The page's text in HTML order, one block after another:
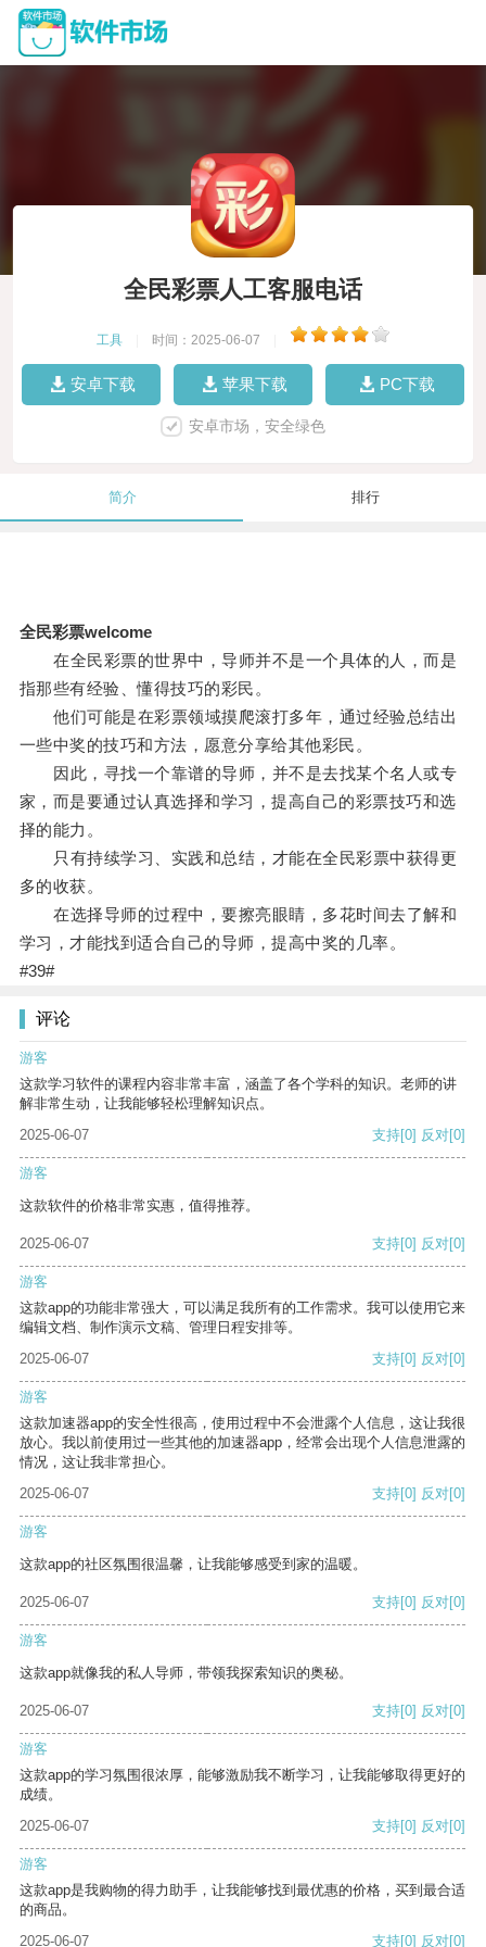
全民彩票人工客服电话
工具 时间：2025-06-07
安卓下载 苹果下载 PC下载
安卓市场，安全绿色
简介 排行
全民彩票welcome
在全民彩票的世界中，导师并不是一个具体的人，而是
指那些有经验、懂得技巧的彩民。
他们可能是在彩票领域摸爬滚打多年，通过经验总结出
一些中奖的技巧和方法，愿意分享给其他彩民。
因此，寻找一个靠谱的导师，并不是去找某个名人或专
家，而是要通过认真选择和学习，提高自己的彩票技巧和选
择的能力。
只有持续学习、实践和总结，才能在全民彩票中获得更
多的收获。
在选择导师的过程中，要擦亮眼睛，多花时间去了解和
学习，才能找到适合自己的导师，提高中奖的几率。
#39#
评论
游客
这款学习软件的课程内容非常丰富，涵盖了各个学科的知识。老师的讲
解非常生动，让我能够轻松理解知识点。
2025-06-07
支持[0] 反对[0]
游客
这款软件的价格非常实惠，值得推荐。
2025-06-07 支持[0] 反对[0]
游客
这款app的功能非常强大，可以满足我所有的工作需求。我可以使用它来
编辑文档、制作演示文稿、管理日程安排等。
2025-06-07
支持[0] 反对[0]
游客
这款加速器app的安全性很高，使用过程中不会泄露个人信息，这让我很
放心。我以前使用过一些其他的加速器app，经常会出现个人信息泄露的
情况，这让我非常担心。
2025-06-07
支持[0] 反对[0]
游客
这款app的社区氛围很温馨，让我能够感受到家的温暖。
2025-06-07 支持[0] 反对[0]
游客
这款app就像我的私人导师，带领我探索知识的奥秘。
2025-06-07 支持[0] 反对[0]
游客
这款app的学习氛围很浓厚，能够激励我不断学习，让我能够取得更好的
成绩。
2025-06-07
支持[0] 反对[0]
游客
这款app是我购物的得力助手，让我能够找到最优惠的价格，买到最合适
的商品。
2025-06-07
支持[0] 反对[0]